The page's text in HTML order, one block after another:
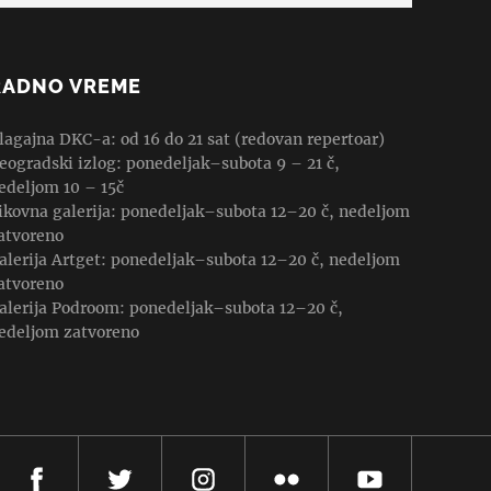
VREME
DKC-a: od 16 do 21 sat (redovan repertoar)
izlog: ponedeljak–subota 9 – 21 č,
10 – 15č
galerija: ponedeljak–subota 12–20 č, nedeljom
Artget: ponedeljak–subota 12–20 č, nedeljom
Podroom: ponedeljak–subota 12–20 č,
zatvoreno